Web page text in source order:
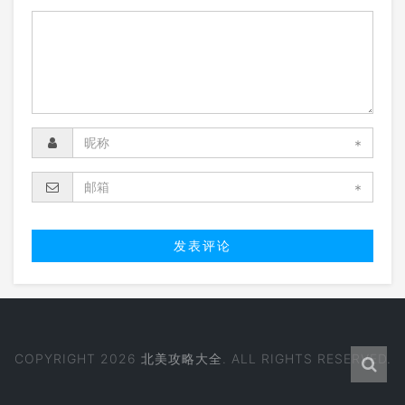
*
*
COPYRIGHT 2026 北美攻略大全 . ALL RIGHTS RESERVED.